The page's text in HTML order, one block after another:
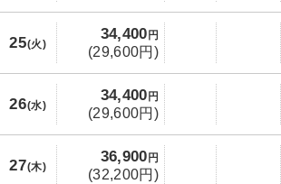
25(火)
34,400 円
(29,600円)
26(水)
34,400 円
(29,600円)
27(木)
36,900 円
(32,200円)